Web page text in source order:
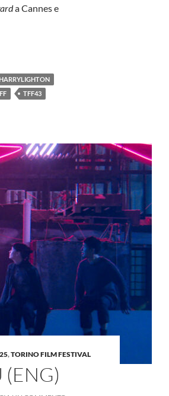
a Cannes e
TFF43
,TORINO FILM FESTIVAL
(ENG)